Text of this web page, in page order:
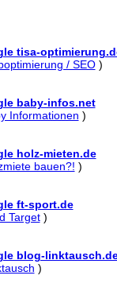
tisa-
/ SEO)
baby-infos.net
Informationen )
holz-mieten.de
bauen?! )
ft-sport.de
Target)
blog-
)